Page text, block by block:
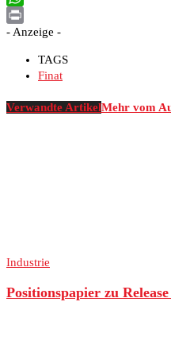
WhatsApp
Print
- Anzeige -
TAGS
Finat
Verwandte ArtikelMehr vom
Industrie
Positionspapier zu